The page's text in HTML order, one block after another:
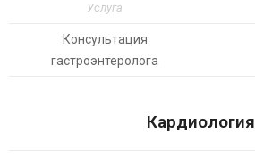
Услуга
Консультация
гастроэнтеролога
Кардиология